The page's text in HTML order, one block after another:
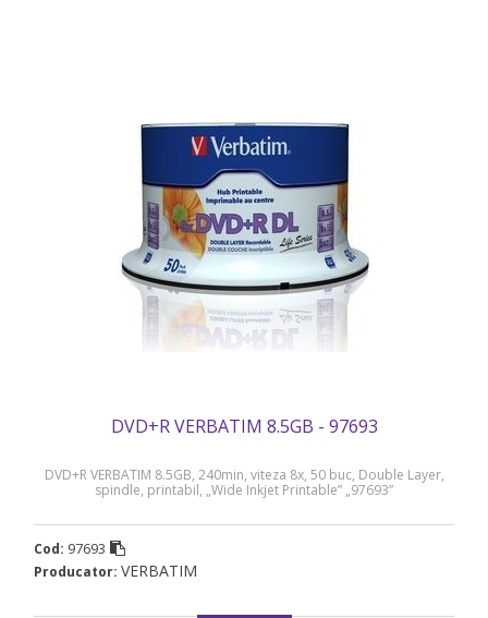
DVD+R VERBATIM 8.5GB - 97693
DVD+R VERBATIM 8.5GB, 240min, viteza 8x, 50 buc, Double Layer,
spindle, printabil, „Wide Inkjet Printable” „97693”
Cod: 97693
Producator: VERBATIM